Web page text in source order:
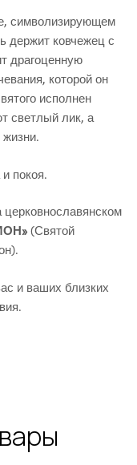
символизирующем
держит ковчежец с
драгоценную
которой он
исполнен
светлый лик, а
покоя.
(Святой
и ваших близких